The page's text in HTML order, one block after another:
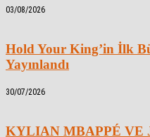
03/08/2026
Hold Your King’in İlk
Yayınlandı
30/07/2026
KYLIAN MBAPPÉ VE